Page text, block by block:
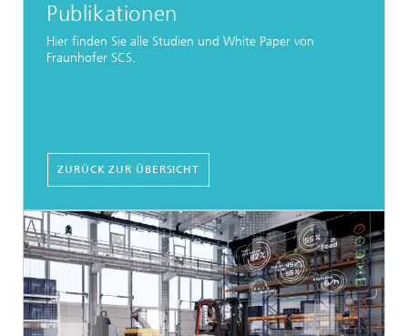
Publikationen
Hier finden Sie alle Studien und White Paper von
Fraunhofer SCS.
ZURÜCK ZUR ÜBERSICHT